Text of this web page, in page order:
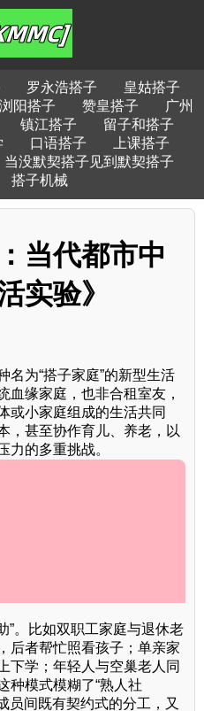
罗永浩搭子
皇姑搭子
浏阳搭子 赞皇搭子
广州
镇江搭子
留子和搭子
口语搭子
上课搭子
当没默契搭子见到默契搭子
搭子机械
当代都市中
实验》
名为“搭子家庭”的新型生活
血缘家庭，也非合租室友，
或小家庭组成的生活共同
，甚至协作育儿、养老，以
力的多重挑战。
”。比如双职工家庭与退休老
后者帮忙照看孩子；单亲家
下学；年轻人与空巢老人同
种模式模糊了“熟人社
员间既有契约式的分工，又